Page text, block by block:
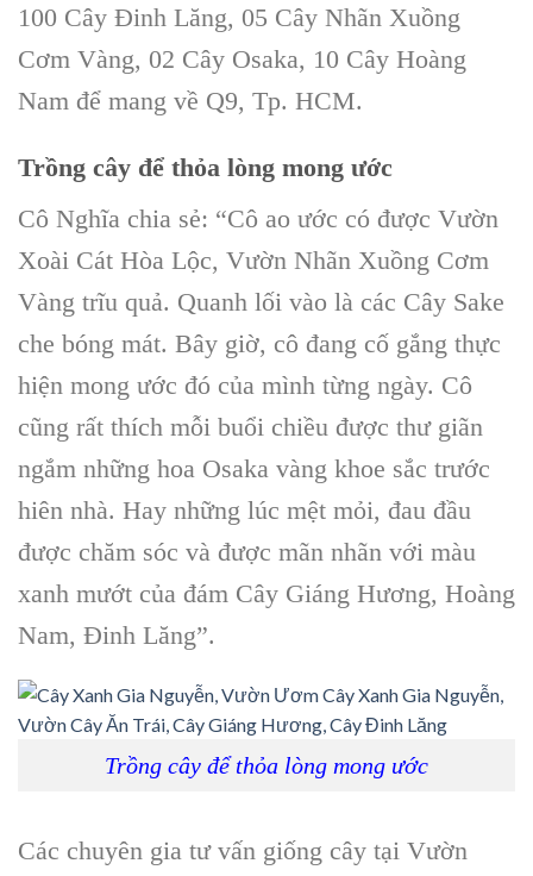
100 Cây Đinh Lăng, 05 Cây Nhãn Xuồng
Cơm Vàng, 02 Cây Osaka, 10 Cây Hoàng
Nam để mang về Q9, Tp. HCM.
Trồng cây để thỏa lòng mong ước
Cô Nghĩa chia sẻ: “Cô ao ước có được Vườn
Xoài Cát Hòa Lộc, Vườn Nhãn Xuồng Cơm
Vàng trĩu quả. Quanh lối vào là các Cây Sake
che bóng mát. Bây giờ, cô đang cố gắng thực
hiện mong ước đó của mình từng ngày. Cô
cũng rất thích mỗi buổi chiều được thư giãn
ngắm những hoa Osaka vàng khoe sắc trước
hiên nhà. Hay những lúc mệt mỏi, đau đầu
được chăm sóc và được mãn nhãn với màu
xanh mướt của đám Cây Giáng Hương, Hoàng
Nam, Đinh Lăng”.
Trồng cây để thỏa lòng mong ước
Các chuyên gia tư vấn giống cây tại Vườn